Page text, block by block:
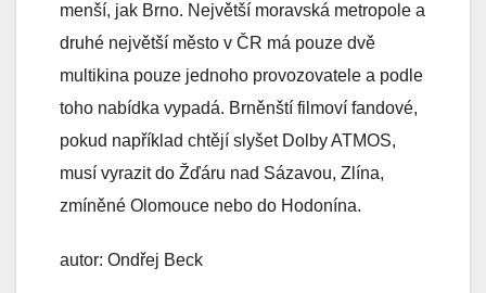
menší, jak Brno. Největší moravská metropole a
druhé největší město v ČR má pouze dvě
multikina pouze jednoho provozovatele a podle
toho nabídka vypadá. Brněnští filmoví fandové,
pokud například chtějí slyšet Dolby ATMOS,
musí vyrazit do Žďáru nad Sázavou, Zlína,
zmíněné Olomouce nebo do Hodonína.
autor: Ondřej Beck